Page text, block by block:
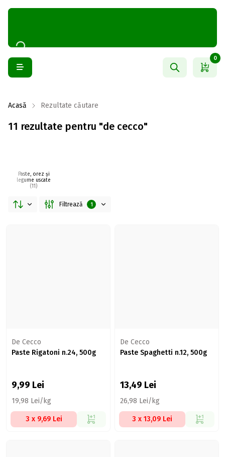
0
Acasă Rezultate căutare
11 rezultate pentru "de cecco"
Paste, orez și
legume uscate
(11)
Filtrează 1
De Cecco
Paste Rigatoni n.24, 500g
9,99 Lei
19,98 Lei/kg
3 x 9,69 Lei
De Cecco
Paste Spaghetti n.12, 500g
13,49 Lei
26,98 Lei/kg
3 x 13,09 Lei